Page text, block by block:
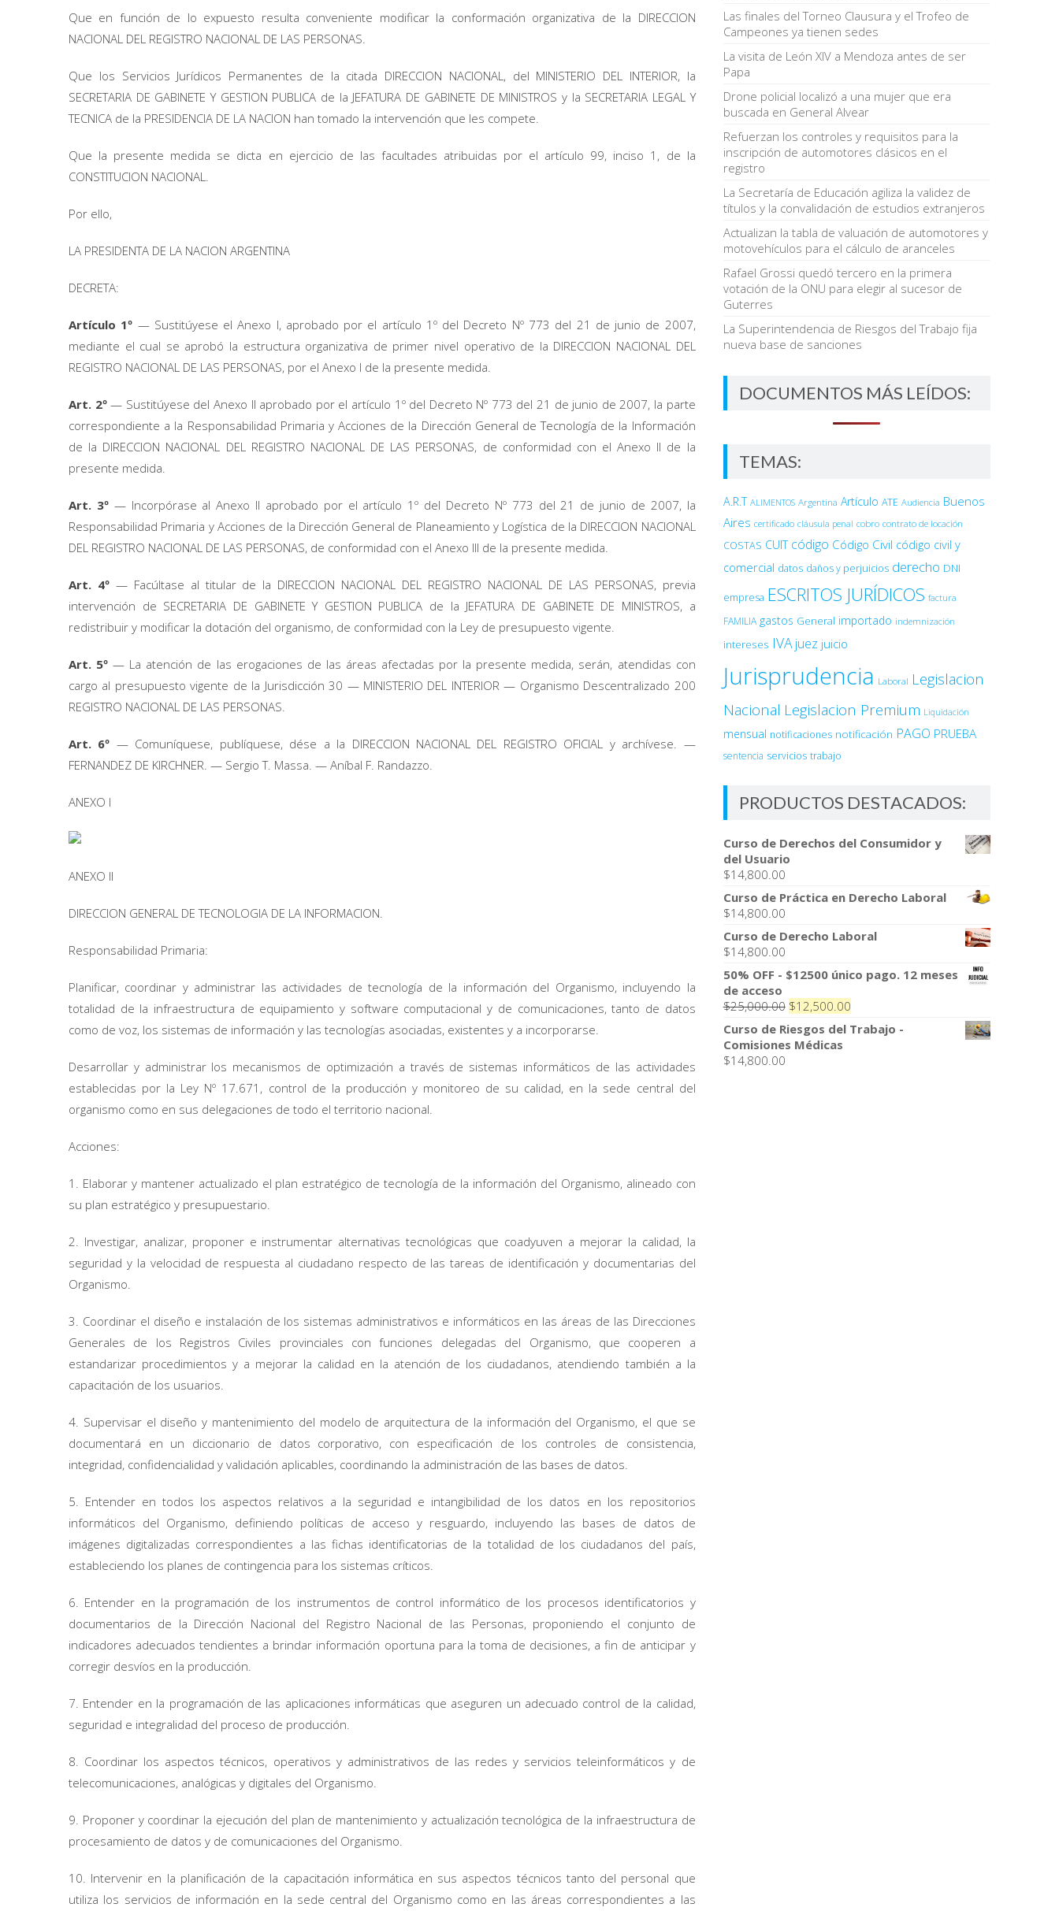
Que en función de lo expuesto resulta conveniente modificar la conformación organizativa de la DIRECCION
NACIONAL DEL REGISTRO NACIONAL DE LAS PERSONAS.
Que los Servicios Jurídicos Permanentes de la citada DIRECCION NACIONAL, del MINISTERIO DEL INTERIOR, la
SECRETARIA DE GABINETE Y GESTION PUBLICA de la JEFATURA DE GABINETE DE MINISTROS y la SECRETARIA LEGAL Y
TECNICA de la PRESIDENCIA DE LA NACION han tomado la intervención que les compete.
Que la presente medida se dicta en ejercicio de las facultades atribuidas por el artículo 99, inciso 1, de la
CONSTITUCION NACIONAL.
Por ello,
LA PRESIDENTA DE LA NACION ARGENTINA
DECRETA:
Artículo 1º — Sustitúyese el Anexo I, aprobado por el artículo 1º del Decreto Nº 773 del 21 de junio de 2007,
mediante el cual se aprobó la estructura organizativa de primer nivel operativo de la DIRECCION NACIONAL DEL
REGISTRO NACIONAL DE LAS PERSONAS, por el Anexo I de la presente medida.
Art. 2º— Sustitúyese del Anexo II aprobado por el artículo 1º del Decreto Nº 773 del 21 de junio de 2007, la parte
correspondiente a la Responsabilidad Primaria y Acciones de la Dirección General de Tecnología de la Información
de la DIRECCION NACIONAL DEL REGISTRO NACIONAL DE LAS PERSONAS, de conformidad con el Anexo II de la
presente medida.
Art. 3º — Incorpórase al Anexo II aprobado por el artículo 1º del Decreto Nº 773 del 21 de junio de 2007, la
Responsabilidad Primaria y Acciones de la Dirección General de Planeamiento y Logística de la DIRECCION NACIONAL
DEL REGISTRO NACIONAL DE LAS PERSONAS, de conformidad con el Anexo III de la presente medida.
Art. 4º — Facúltase al titular de la DIRECCION NACIONAL DEL REGISTRO NACIONAL DE LAS PERSONAS, previa
intervención de SECRETARIA DE GABINETE Y GESTION PUBLICA de la JEFATURA DE GABINETE DE MINISTROS, a
redistribuir y modificar la dotación del organismo, de conformidad con la Ley de presupuesto vigente.
Art. 5º— La atención de las erogaciones de las áreas afectadas por la presente medida, serán, atendidas con
cargo al presupuesto vigente de la Jurisdicción 30 — MINISTERIO DEL INTERIOR — Organismo Descentralizado 200
REGISTRO NACIONAL DE LAS PERSONAS.
Art. 6º — Comuníquese, publíquese, dése a la DIRECCION NACIONAL DEL REGISTRO OFICIAL y archívese. —
FERNANDEZ DE KIRCHNER. — Sergio T. Massa. — Aníbal F. Randazzo.
ANEXO I
ANEXO II
DIRECCION GENERAL DE TECNOLOGIA DE LA INFORMACION.
Responsabilidad Primaria:
Planificar, coordinar y administrar las actividades de tecnología de la información del Organismo, incluyendo la
totalidad de la infraestructura de equipamiento y software computacional y de comunicaciones, tanto de datos
como de voz, los sistemas de información y las tecnologías asociadas, existentes y a incorporarse.
Desarrollar y administrar los mecanismos de optimización a través de sistemas informáticos de las actividades
establecidas por la Ley Nº 17.671, control de la producción y monitoreo de su calidad, en la sede central del
organismo como en sus delegaciones de todo el territorio nacional.
Acciones:
1. Elaborar y mantener actualizado el plan estratégico de tecnología de la información del Organismo, alineado con
su plan estratégico y presupuestario.
2. Investigar, analizar, proponer e instrumentar alternativas tecnológicas que coadyuven a mejorar la calidad, la
seguridad y la velocidad de respuesta al ciudadano respecto de las tareas de identificación y documentarias del
Organismo.
3. Coordinar el diseño e instalación de los sistemas administrativos e informáticos en las áreas de las Direcciones
Generales de los Registros Civiles provinciales con funciones delegadas del Organismo, que cooperen a
estandarizar procedimientos y a mejorar la calidad en la atención de los ciudadanos, atendiendo también a la
capacitación de los usuarios.
4. Supervisar el diseño y mantenimiento del modelo de arquitectura de la información del Organismo, el que se
documentará en un diccionario de datos corporativo, con especificación de los controles de consistencia,
integridad, confidencialidad y validación aplicables, coordinando la administración de las bases de datos.
5. Entender en todos los aspectos relativos a la seguridad e intangibilidad de los datos en los repositorios
informáticos del Organismo, definiendo políticas de acceso y resguardo, incluyendo las bases de datos de
imágenes digitalizadas correspondientes a las fichas identificatorias de la totalidad de los ciudadanos del país,
estableciendo los planes de contingencia para los sistemas críticos.
6. Entender en la programación de los instrumentos de control informático de los procesos identificatorios y
documentarios de la Dirección Nacional del Registro Nacional de las Personas, proponiendo el conjunto de
indicadores adecuados tendientes a brindar información oportuna para la toma de decisiones, a fin de anticipar y
corregir desvíos en la producción.
7. Entender en la programación de las aplicaciones informáticas que aseguren un adecuado control de la calidad,
seguridad e integralidad del proceso de producción.
8. Coordinar los aspectos técnicos, operativos y administrativos de las redes y servicios teleinformáticos y de
telecomunicaciones, analógicas y digitales del Organismo.
9. Proponer y coordinar la ejecución del plan de mantenimiento y actualización tecnológica de la infraestructura de
procesamiento de datos y de comunicaciones del Organismo.
10. Intervenir en la planificación de la capacitación informática en sus aspectos técnicos tanto del personal que
utiliza los servicios de información en la sede central del Organismo como en las áreas correspondientes a las
Las finales del Torneo Clausura y el Trofeo de
Campeones ya tienen sedes
La visita de León XIV a Mendoza antes de ser
Papa
Drone policial localizó a una mujer que era
buscada en General Alvear
Refuerzan los controles y requisitos para la
inscripción de automotores clásicos en el
registro
La Secretaría de Educación agiliza la validez de
títulos y la convalidación de estudios extranjeros
Actualizan la tabla de valuación de automotores y
motovehículos para el cálculo de aranceles
Rafael Grossi quedó tercero en la primera
votación de la ONU para elegir al sucesor de
Guterres
La Superintendencia de Riesgos del Trabajo fija
nueva base de sanciones
DOCUMENTOS MÁS LEÍDOS:
TEMAS:
A.R.T ALIMENTOS Argentina Artículo ATE Audiencia Buenos
Aires certificado cláusula penal cobro contrato de locación
COSTAS CUIT código Código Civil código civil y
comercial datos daños y perjuicios derecho DNI
empresa ESCRITOS JURÍDICOS factura
FAMILIA gastos General importado indemnización
intereses IVA juez juicio
Jurisprudencia Laboral Legislacion
Nacional Legislacion Premium Liquidación
mensual notificaciones notificación PAGO PRUEBA
sentencia servicios trabajo
PRODUCTOS DESTACADOS:
Curso de Derechos del Consumidor y
del Usuario
$14,800.00
Curso de Práctica en Derecho Laboral
$14,800.00
Curso de Derecho Laboral
$14,800.00
50% OFF - $12500 único pago. 12 meses
de acceso
$25,000.00 El
precio
original
era:
$12,500.00El
precio
actual
Curso de Riesgos del Trabajo -
Comisiones Médicas
$14,800.00